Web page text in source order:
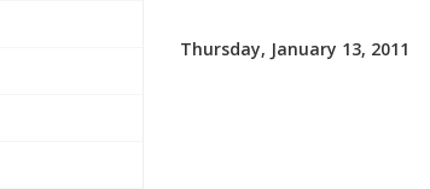
Thursday, January 13, 2011